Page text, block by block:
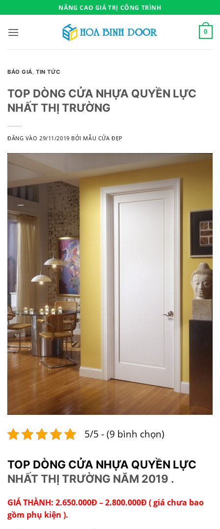
qua
nội
NÂNG CAO GIÁ TRỊ CÔNG TRÌNH
0
BÁO GIÁ,TIN TỨC
TOP DÒNG CỬA NHỰA QUYỀN LỰC
NHẤT THỊ TRƯỜNG
ĐĂNG VÀO 29/11/2019 BỞI MẪU CỬA ĐẸP
5/5 - (9 bình chọn)
TOP DÒNG CỬA NHỰA QUYỀN LỰC
NHẤT THỊ TRƯỜNG NĂM 2019 .
GIÁ THÀNH: 2.650.000Đ – 2.800.000Đ ( giá chưa bao
gồm phụ kiện ).